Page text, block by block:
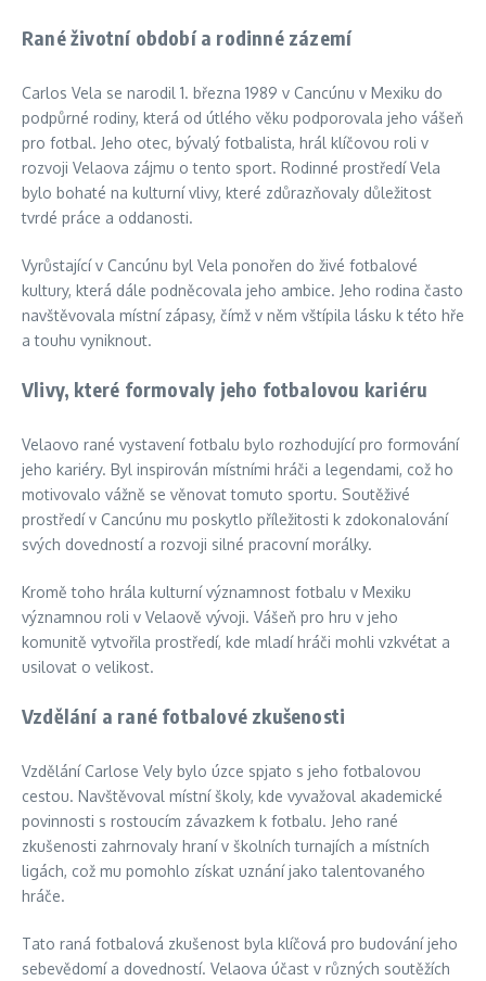
Rané životní období a rodinné zázemí
Carlos Vela se narodil 1. března 1989 v Cancúnu v Mexiku do
podpůrné rodiny, která od útlého věku podporovala jeho vášeň
pro fotbal. Jeho otec, bývalý fotbalista, hrál klíčovou roli v
rozvoji Velaova zájmu o tento sport. Rodinné prostředí Vela
bylo bohaté na kulturní vlivy, které zdůrazňovaly důležitost
tvrdé práce a oddanosti.
Vyrůstající v Cancúnu byl Vela ponořen do živé fotbalové
kultury, která dále podněcovala jeho ambice. Jeho rodina často
navštěvovala místní zápasy, čímž v něm vštípila lásku k této hře
a touhu vyniknout.
Vlivy, které formovaly jeho fotbalovou kariéru
Velaovo rané vystavení fotbalu bylo rozhodující pro formování
jeho kariéry. Byl inspirován místními hráči a legendami, což ho
motivovalo vážně se věnovat tomuto sportu. Soutěživé
prostředí v Cancúnu mu poskytlo příležitosti k zdokonalování
svých dovedností a rozvoji silné pracovní morálky.
Kromě toho hrála kulturní významnost fotbalu v Mexiku
významnou roli v Velaově vývoji. Vášeň pro hru v jeho
komunitě vytvořila prostředí, kde mladí hráči mohli vzkvétat a
usilovat o velikost.
Vzdělání a rané fotbalové zkušenosti
Vzdělání Carlose Vely bylo úzce spjato s jeho fotbalovou
cestou. Navštěvoval místní školy, kde vyvažoval akademické
povinnosti s rostoucím závazkem k fotbalu. Jeho rané
zkušenosti zahrnovaly hraní v školních turnajích a místních
ligách, což mu pomohlo získat uznání jako talentovaného
hráče.
Tato raná fotbalová zkušenost byla klíčová pro budování jeho
sebevědomí a dovedností. Velaova účast v různých soutěžích